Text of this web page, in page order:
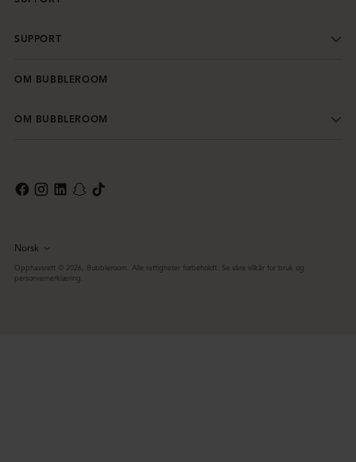
SUPPORT
OM BUBBLEROOM
OM BUBBLEROOM
Språk
Norsk
Opphavsrett © 2026, Bubbleroom. Alle rettigheter forbeholdt. Se våre vilkår for bruk og
personvernerklæring.